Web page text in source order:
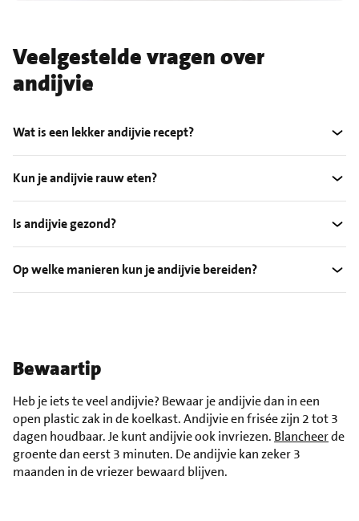
Veelgestelde vragen over
andijvie
Wat is een lekker andijvie recept?
Kun je andijvie rauw eten?
Is andijvie gezond?
Op welke manieren kun je andijvie bereiden?
Bewaartip
Heb je iets te veel andijvie? Bewaar je andijvie dan in een
open plastic zak in de koelkast. Andijvie en frisée zijn 2 tot 3
dagen houdbaar. Je kunt andijvie ook invriezen. Blancheerde
groente dan eerst 3 minuten. De andijvie kan zeker 3
maanden in de vriezer bewaard blijven.